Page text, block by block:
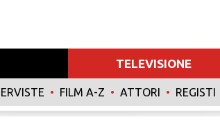
TELEVISIONE
• FILM A-Z • ATTORI • REGISTI